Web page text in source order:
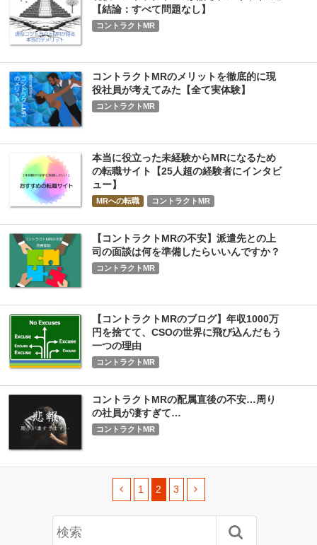
【結論：すべて問題なし】
コントラクトMR
コントラクトMRのメリットを徹底的に現
役社員が考えてみた【全て実体験】
コントラクトMR
本当に役立った未経験からMRになるため
の転職サイト【25人超の経験者にインタビ
ュー】
MRへの転職 コントラクトMR
【コントラクトMRの不安】派遣先との上
司の面談は何を準備したらいいんですか？
コントラクトMR
【コントラクトMRのブログ】年収1000万
円を捨てて、CSOの世界に飛び込んだもう
一つの理由
コントラクトMR
コントラクトMRの配属直後の不安…周り
の社員が凄すぎて…
コントラクトMR
1 2 3